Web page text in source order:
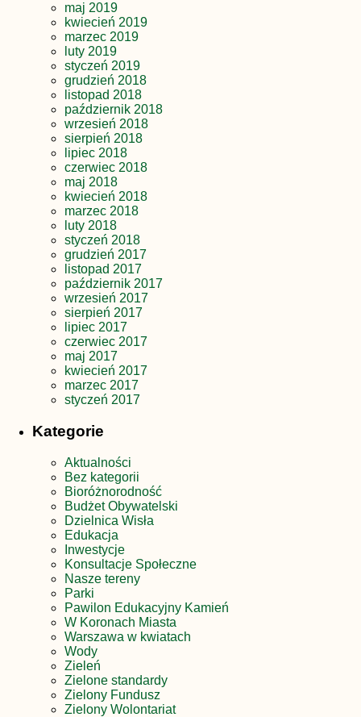
maj 2019
kwiecień 2019
marzec 2019
luty 2019
styczeń 2019
grudzień 2018
listopad 2018
październik 2018
wrzesień 2018
sierpień 2018
lipiec 2018
czerwiec 2018
maj 2018
kwiecień 2018
marzec 2018
luty 2018
styczeń 2018
grudzień 2017
listopad 2017
październik 2017
wrzesień 2017
sierpień 2017
lipiec 2017
czerwiec 2017
maj 2017
kwiecień 2017
marzec 2017
styczeń 2017
Kategorie
Aktualności
Bez kategorii
Bioróżnorodność
Budżet Obywatelski
Dzielnica Wisła
Edukacja
Inwestycje
Konsultacje Społeczne
Nasze tereny
Parki
Pawilon Edukacyjny Kamień
W Koronach Miasta
Warszawa w kwiatach
Wody
Zieleń
Zielone standardy
Zielony Fundusz
Zielony Wolontariat